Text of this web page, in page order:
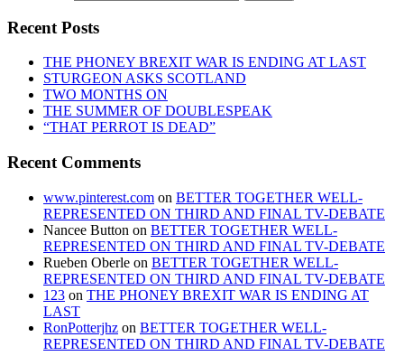
Recent Posts
THE PHONEY BREXIT WAR IS ENDING AT LAST
STURGEON ASKS SCOTLAND
TWO MONTHS ON
THE SUMMER OF DOUBLESPEAK
“THAT PERROT IS DEAD”
Recent Comments
www.pinterest.com on BETTER TOGETHER WELL-
REPRESENTED ON THIRD AND FINAL TV-DEBATE
Nancee Button on BETTER TOGETHER WELL-
REPRESENTED ON THIRD AND FINAL TV-DEBATE
Rueben Oberle on BETTER TOGETHER WELL-
REPRESENTED ON THIRD AND FINAL TV-DEBATE
123 on THE PHONEY BREXIT WAR IS ENDING AT
LAST
RonPotterjhz on BETTER TOGETHER WELL-
REPRESENTED ON THIRD AND FINAL TV-DEBATE